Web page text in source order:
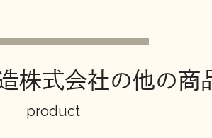
株式会社の他の商
product